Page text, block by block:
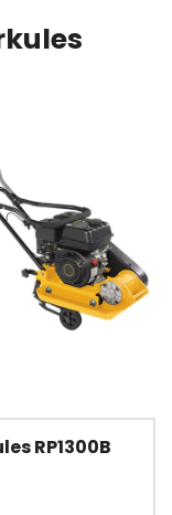
RP1300B